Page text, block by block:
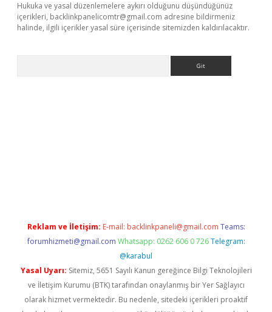
Hukuka ve yasal düzenlemelere aykırı olduğunu düşündüğünüz
içerikleri, backlinkpanelicomtr@gmail.com adresine bildirmeniz
halinde, ilgili içerikler yasal süre içerisinde sitemizden kaldırılacaktır.
Reklam ve İletişim: E-mail: backlinkpaneli@gmail.com Teams:
forumhizmeti@gmail.com Whatsapp: 0262 606 0 726 Telegram:
@karabul
Yasal Uyarı: Sitemiz, 5651 Sayılı Kanun gereğince Bilgi Teknolojileri
ve İletişim Kurumu (BTK) tarafından onaylanmış bir Yer Sağlayıcı
olarak hizmet vermektedir. Bu nedenle, sitedeki içerikleri proaktif